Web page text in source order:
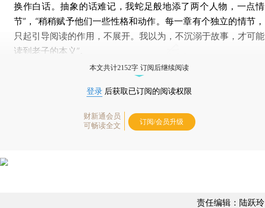
换作白话。抽象的话难记，我蛇足般地添了两个人物，一点情
节”，“稍稍赋予他们一些性格和动作。每一章有个独立的情节，
只起引导阅读的作用，不展开。我以为，不沉溺于故事，才可能
读到老子的本义”。
本文共计2152字 订阅后继续阅读
登录 后获取已订阅的阅读权限
财新通会员
可畅读全文
订阅/会员升级
责任编辑：陆跃玲